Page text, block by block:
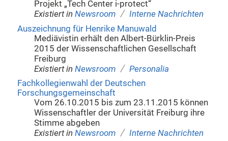
Projekt „Tech Center i-protect“
Existiert in Newsroom / Interne Nachrichten
Auszeichnung für Henrike Manuwald
Mediävistin erhält den Albert-Bürklin-Preis
2015 der Wissenschaftlichen Gesellschaft
Freiburg
Existiert in Newsroom / Personalia
Fachkollegienwahl der Deutschen
Forschungsgemeinschaft
Vom 26.10.2015 bis zum 23.11.2015 können
Wissenschaftler der Universität Freiburg ihre
Stimme abgeben
Existiert in Newsroom / Interne Nachrichten